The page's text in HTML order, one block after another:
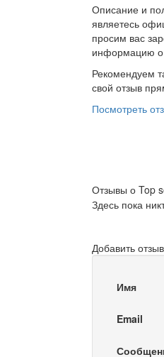
Описание и
являетесь
просим вас
информацию о
Рекомендуем
свой отзыв
Посмотреть
Отзывы о Top
Здесь пока
Добавить
Имя
Email